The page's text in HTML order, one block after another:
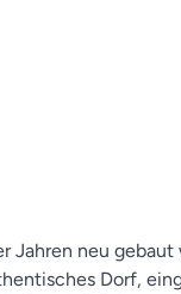
Jahren neu
Dorf,